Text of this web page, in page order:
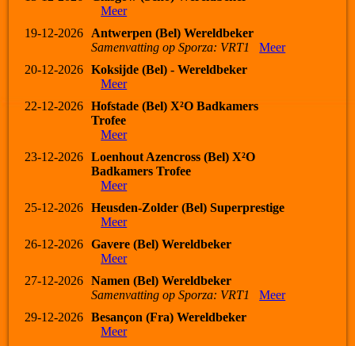
Meer
19-12-2026
Antwerpen (Bel) Wereldbeker
Samenvatting op Sporza: VRT1
Meer
20-12-2026
Koksijde (Bel) - Wereldbeker
Meer
22-12-2026
Hofstade (Bel) X²O Badkamers
Trofee
Meer
23-12-2026
Loenhout Azencross (Bel) X²O
Badkamers Trofee
Meer
25-12-2026
Heusden-Zolder (Bel) Superprestige
Meer
26-12-2026
Gavere (Bel) Wereldbeker
Meer
27-12-2026
Namen (Bel) Wereldbeker
Samenvatting op Sporza: VRT1
Meer
29-12-2026
Besançon (Fra) Wereldbeker
Meer